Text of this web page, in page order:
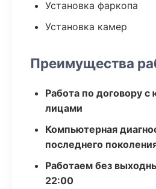
Установка фаркопа
Установка камер
Преимущества
Работа по договору
лицами
Компьютерная
последнего
Работаем без
22:00